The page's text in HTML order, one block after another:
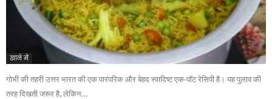
खाने में
गोभी की तहरी उत्तर भारत की एक पारंपरिक और बेहद स्वादिष्ट एक-पॉट रेसिपी है। यह पुलाव की
तरह दिखती जरूर है, लेकिन...